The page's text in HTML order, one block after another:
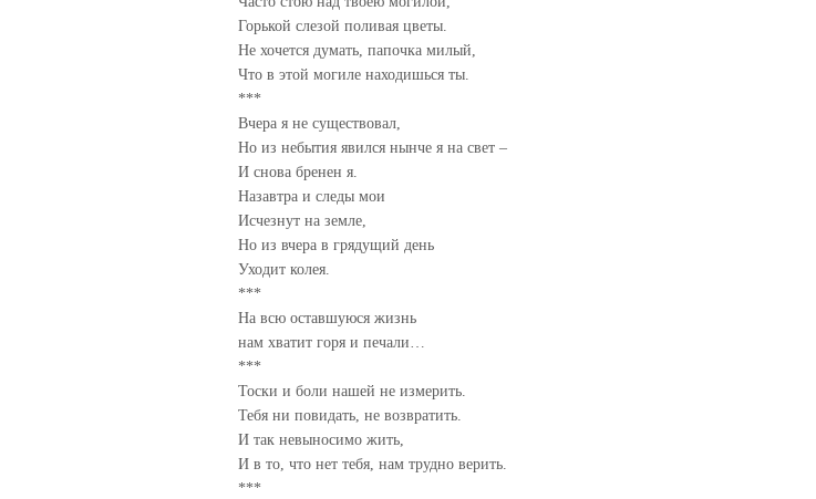
Горькой слезой поливая цветы.
Не хочется думать, папочка милый,
Что в этой могиле находишься ты.
***
Вчера я не существовал,
Но из небытия явился нынче я на свет –
И снова бренен я.
Назавтра и следы мои
Исчезнут на земле,
Но из вчера в грядущий день
Уходит колея.
***
На всю оставшуюся жизнь
нам хватит горя и печали…
***
Тоски и боли нашей не измерить.
Тебя ни повидать, не возвратить.
И так невыносимо жить,
И в то, что нет тебя, нам трудно верить.
***